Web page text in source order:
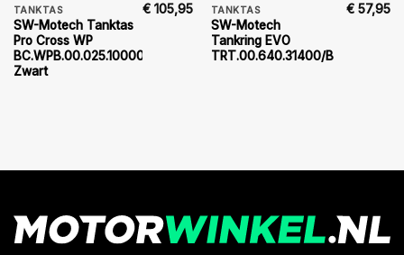
TANKTAS
SW-Motech Tanktas
Pro Cross WP
BC.WPB.00.025.10000
Zwart
€ 105,95 TANKTAS
SW-Motech
Tankring EVO
TRT.00.640.31400/B
€ 57,95